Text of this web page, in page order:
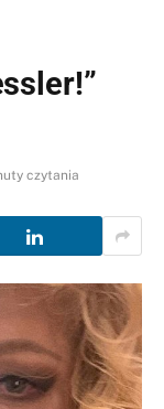
czytania